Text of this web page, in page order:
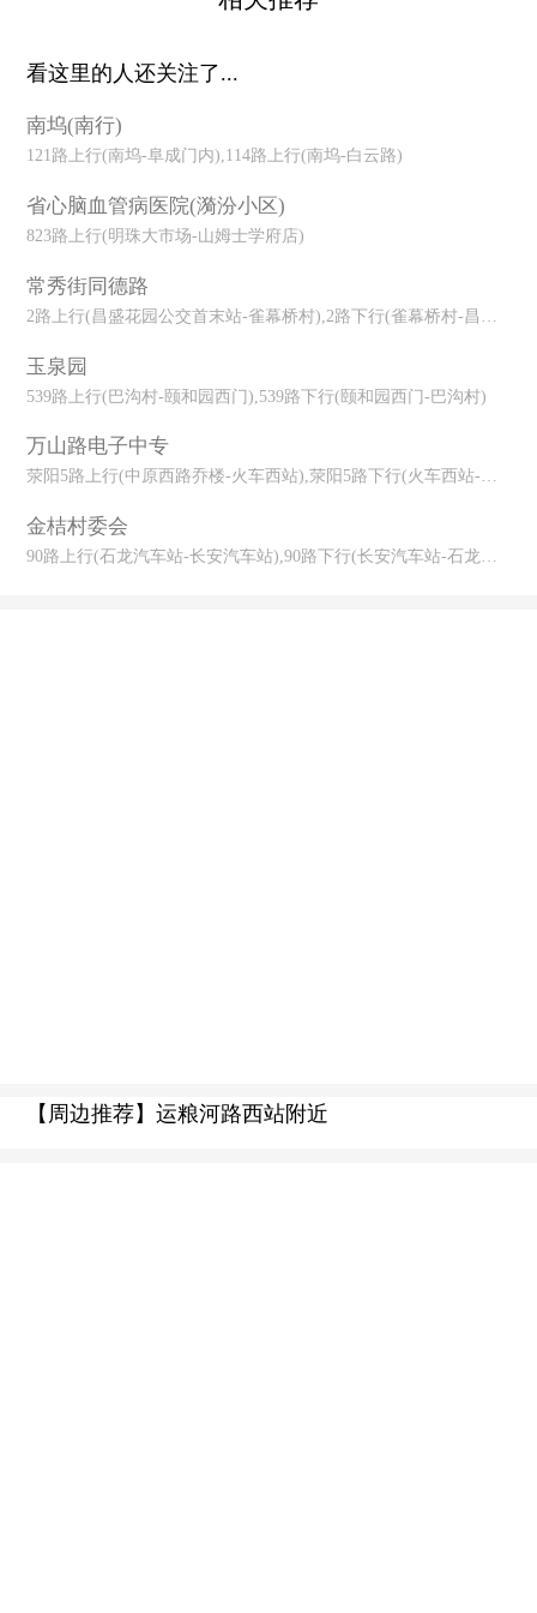
看这里的人还关注了...
南坞(南行)
121路上行(南坞-阜成门内),114路上行(南坞-白云路)
省心脑血管病医院(漪汾小区)
823路上行(明珠大市场-山姆士学府店)
常秀街同德路
2路上行(昌盛花园公交首末站-雀幕桥村),2路下行(雀幕桥村-昌盛花园
玉泉园
539路上行(巴沟村-颐和园西门),539路下行(颐和园西门-巴沟村)
万山路电子中专
荥阳5路上行(中原西路乔楼-火车西站),荥阳5路下行(火车西站-中原西
金桔村委会
90路上行(石龙汽车站-长安汽车站),90路下行(长安汽车站-石龙汽车
【周边推荐】运粮河路西站附近